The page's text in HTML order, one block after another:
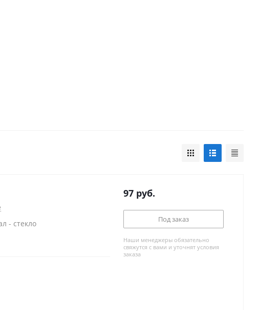
- стекло
97 руб.
Под заказ
Наши менеджеры обязательно
свяжутся с вами и уточнят условия
заказа